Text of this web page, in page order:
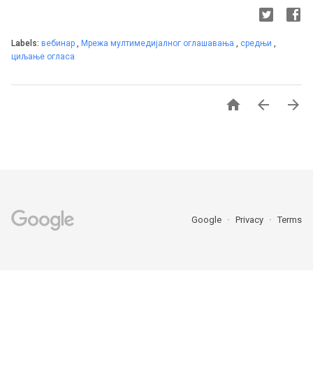
Labels: вебинар Мрежа мултимедијалног оглашавања средњи
циљање огласа
  
Google Privacy Terms